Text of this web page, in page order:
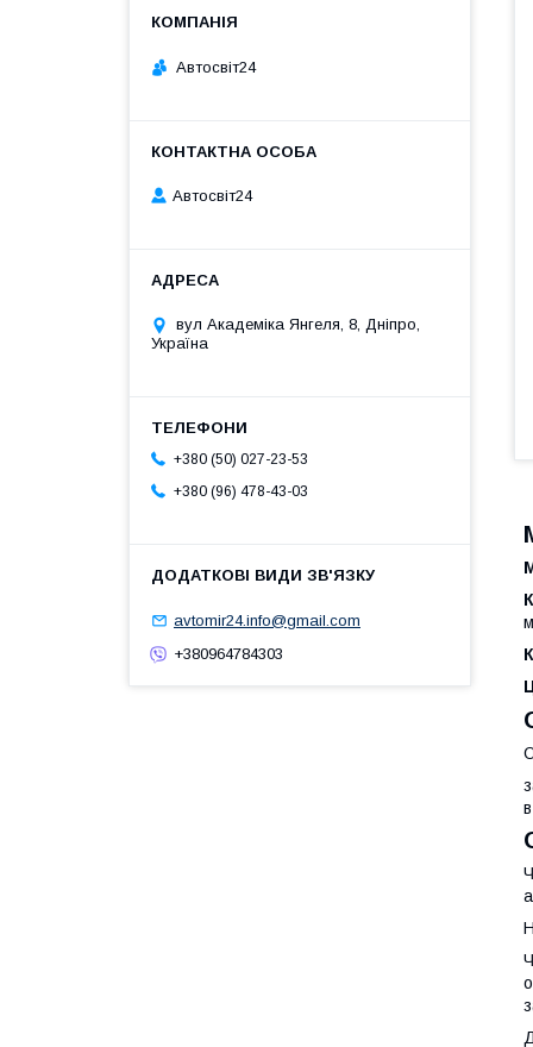
Автосвіт24
Автосвіт24
вул Академіка Янгеля, 8, Дніпро,
Україна
+380 (50) 027-23-53
+380 (96) 478-43-03
avtomir24.info@gmail.com
+380964784303